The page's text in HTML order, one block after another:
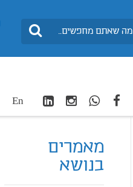
חיפוש
TikTok
facebook
WhatsApp
Instagram
LinkedIn
En
מאמרים
בנושא